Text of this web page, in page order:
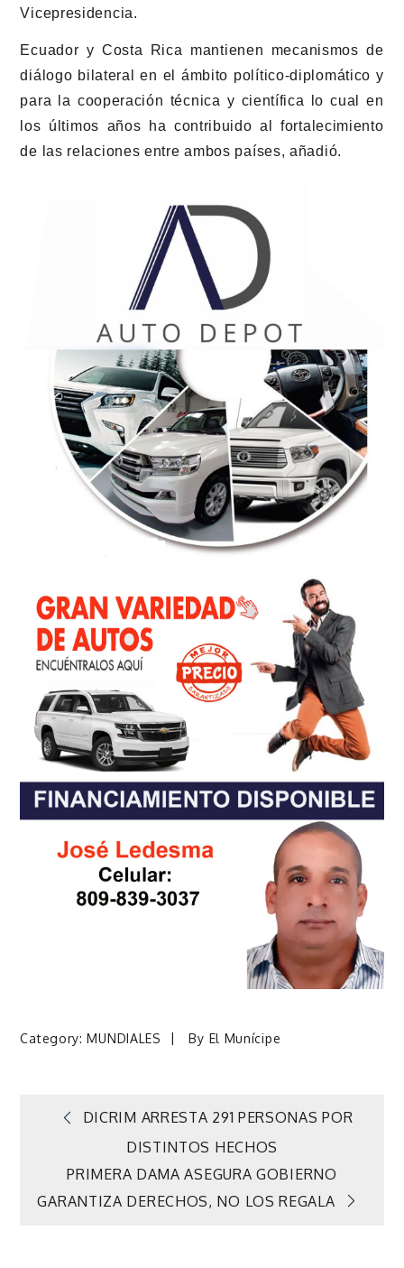
Vicepresidencia.
Ecuador y Costa Rica mantienen mecanismos de
diálogo bilateral en el ámbito político-diplomático y
para la cooperación técnica y científica lo cual en
los últimos años ha contribuido al fortalecimiento
de las relaciones entre ambos países, añadió.
Category:MUNDIALES By El Munícipe
Navegación
de
DICRIM ARRESTA 291 PERSONAS POR
DISTINTOS HECHOS
PRIMERA DAMA ASEGURA GOBIERNO
GARANTIZA DERECHOS, NO LOS REGALA